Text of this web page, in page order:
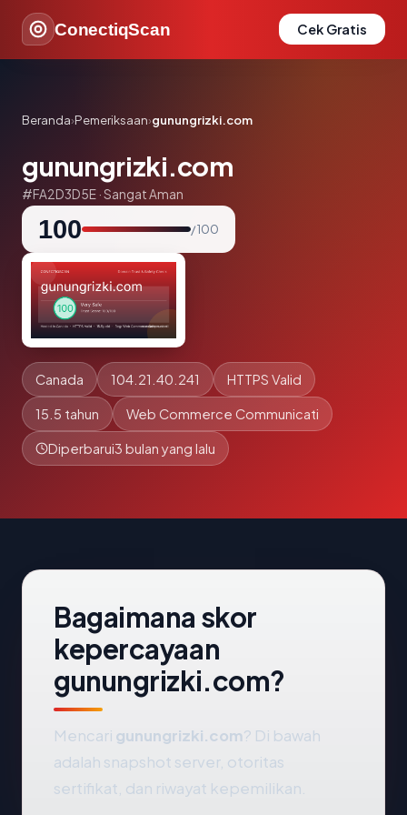
ConectiqScan Cek Gratis
Beranda›Pemeriksaan›gunungrizki.com
gunungrizki.com
#FA2D3D5E · Sangat Aman
100 / 100
Canada 104.21.40.241 HTTPS Valid
15.5 tahun Web Commerce Communicati
Diperbarui3 bulan yang lalu
Bagaimana skor
kepercayaan
gunungrizki.com?
Mencari gunungrizki.com? Di bawah
adalah snapshot server, otoritas
sertifikat, dan riwayat kepemilikan.